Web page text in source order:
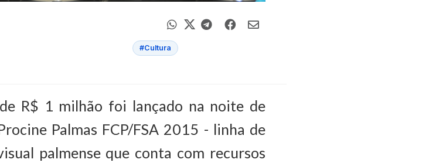
#Cultura
R$ 1 milhão foi lançado na noite de
Palmas FCP/FSA 2015 - linha de
palmense que conta com recursos